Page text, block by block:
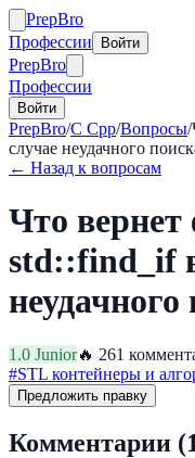
PrepBro
Профессии
Войти
PrepBro
Профессии
Войти
PrepBro/C Cpp/Вопросы/
случае неудачного
← Назад к вопросам
Что
std::find_if
неудачного
1.0 Junior🔥 261
#STL контейнеры и
Предложить правку
Комментарии (